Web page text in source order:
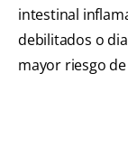
intestinal
debilitados o
mayor riesgo